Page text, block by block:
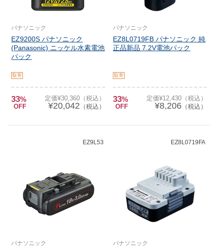
パナソニック
EZ9200S パナソニック
(Panasonic) ニッケル水素電池
パック
取寄
33%
OFF
定価¥30,360（税込）
¥20,042 （税込）
パナソニック
EZ8L0719FB パナソニック 純
正品新品 7.2V電池パック
取寄
33%
OFF
定価¥12,430（税込）
¥8,206（税込）
EZ9L53
パナソニック
EZ8L0719FA
パナソニック